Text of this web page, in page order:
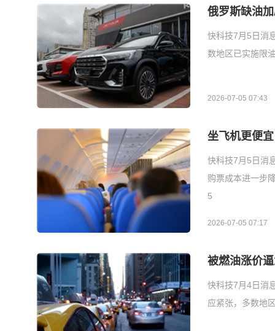
俄罗斯缺油
快科技7月5日消
数地区已实施限
2026-07-05 07:43
坐飞机更便
快科技7月5日消
购票成本进一步
5
2026-07-05 07:17
被燃油涨价
快科技7月4日消
应紧张，多数地